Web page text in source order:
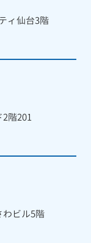
ィ仙台3階
階201
わビル5階